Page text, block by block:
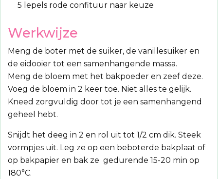
5 lepels rode confituur naar keuze
Werkwijze
Meng de boter met de suiker, de vanillesuiker en
de eidooier tot een samenhangende massa.
Meng de bloem met het bakpoeder en zeef deze.
Voeg de bloem in 2 keer toe. Niet alles te gelijk.
Kneed zorgvuldig door tot je een samenhangend
geheel hebt.
Snijdt het deeg in 2 en rol uit tot 1/2 cm dik. Steek
vormpjes uit. Leg ze op een beboterde bakplaat of
op bakpapier en bak ze gedurende 15-20 min op
180°C.